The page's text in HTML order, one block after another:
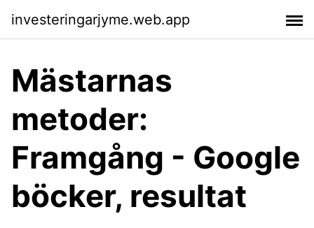
investeringarjyme.web.app
Mästarnas
metoder:
Framgång - Google
böcker, resultat